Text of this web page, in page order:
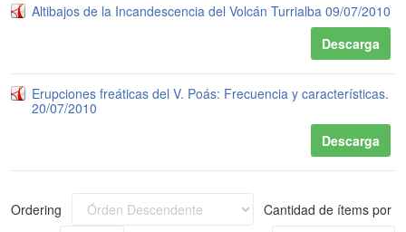
Altibajos de la Incandescencia del Volcán Turrialba 09/07/2010
Descarga
Erupciones freáticas del V. Poás: Frecuencia y características.
20/07/2010
Descarga
Ordering
Cantidad de ítems por